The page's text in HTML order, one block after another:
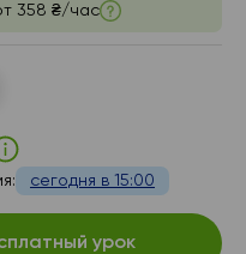
358 ₴/час
сегодня в 15:00
урок